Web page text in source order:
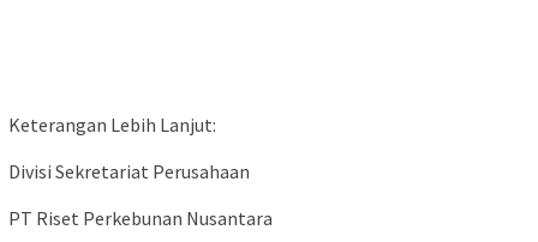
Keterangan Lebih Lanjut:
Divisi Sekretariat Perusahaan
PT Riset Perkebunan Nusantara